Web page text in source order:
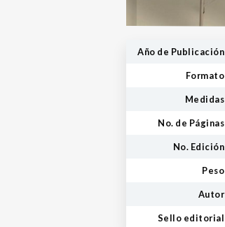
Año de Publicación
Formato
Medidas
No. de Páginas
No. Edición
Peso
Autor
Sello editorial